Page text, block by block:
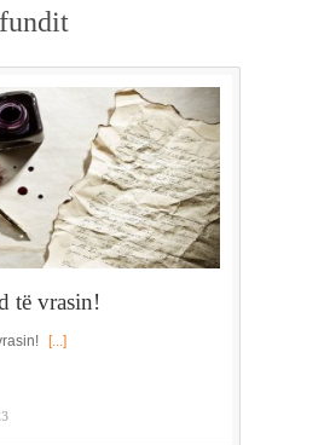
të vrasin!
[...]